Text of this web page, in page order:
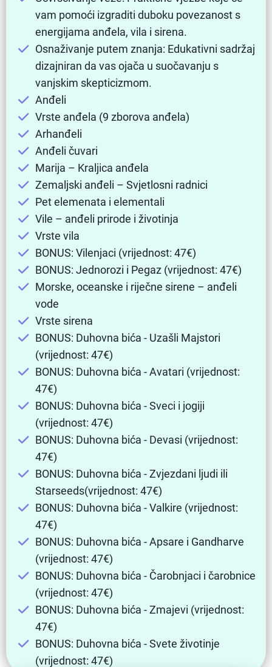
vam pomoći izgraditi duboku povezanost s
energijama anđela, vila i sirena.
Osnaživanje putem znanja: Edukativni sadržaj
dizajniran da vas ojača u suočavanju s
vanjskim skepticizmom.
Anđeli
Vrste anđela (9 zborova anđela)
Arhanđeli
Anđeli čuvari
Marija – Kraljica anđela
Zemaljski anđeli – Svjetlosni radnici
Pet elemenata i elementali
Vile – anđeli prirode i životinja
Vrste vila
BONUS: Vilenjaci (vrijednost: 47€)
BONUS: Jednorozi i Pegaz (vrijednost: 47€)
Morske, oceanske i riječne sirene – anđeli
vode
Vrste sirena
BONUS: Duhovna bića - Uzašli Majstori
(vrijednost: 47€)
BONUS: Duhovna bića - Avatari (vrijednost:
47€)
BONUS: Duhovna bića - Sveci i jogiji
(vrijednost: 47€)
BONUS: Duhovna bića - Devasi (vrijednost:
47€)
BONUS: Duhovna bića - Zvjezdani ljudi ili
Starseeds(vrijednost: 47€)
BONUS: Duhovna bića - Valkire (vrijednost:
47€)
BONUS: Duhovna bića - Apsare i Gandharve
(vrijednost: 47€)
BONUS: Duhovna bića - Čarobnjaci i čarobnice
(vrijednost: 47€)
BONUS: Duhovna bića - Zmajevi (vrijednost:
47€)
BONUS: Duhovna bića - Svete životinje
(vrijednost: 47€)